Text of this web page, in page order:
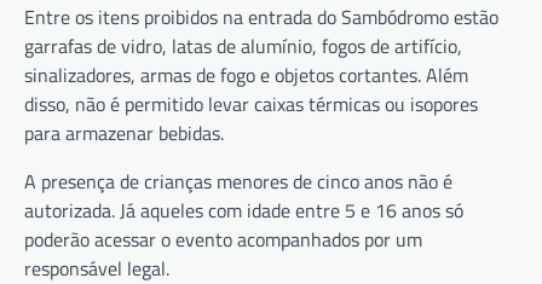
Entre os itens proibidos na entrada do Sambódromo estão
garrafas de vidro, latas de alumínio, fogos de artifício,
sinalizadores, armas de fogo e objetos cortantes. Além
disso, não é permitido levar caixas térmicas ou isopores
para armazenar bebidas.
A presença de crianças menores de cinco anos não é
autorizada. Já aqueles com idade entre 5 e 16 anos só
poderão acessar o evento acompanhados por um
responsável legal.